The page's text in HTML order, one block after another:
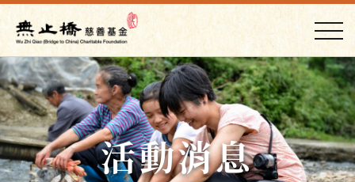
活動消息